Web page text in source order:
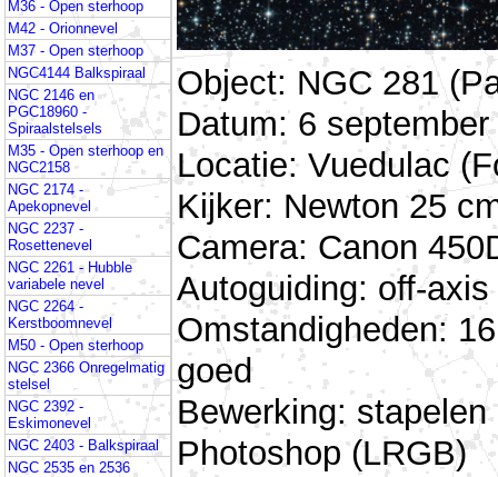
M36 - Open sterhoop
M42 - Orionnevel
M37 - Open sterhoop
NGC4144 Balkspiraal
NGC 2146 en
PGC18960 -
Spiraalstelsels
M35 - Open sterhoop en
NGC2158
NGC 2174 -
Apekopnevel
NGC 2237 -
Rosettenevel
NGC 2261 - Hubble
variabele nevel
NGC 2264 -
Kerstboomnevel
M50 - Open sterhoop
NGC 2366 Onregelmatig
stelsel
NGC 2392 -
Eskimonevel
NGC 2403 - Balkspiraal
NGC 2535 en 2536
Object: NGC 281
Datum: 6
Locatie: Vuedulac
Kijker: Newton 25
Camera: Canon
Autoguiding: off-
Omstandigheden:
goed
Bewerking:
Photoshop (LRGB)